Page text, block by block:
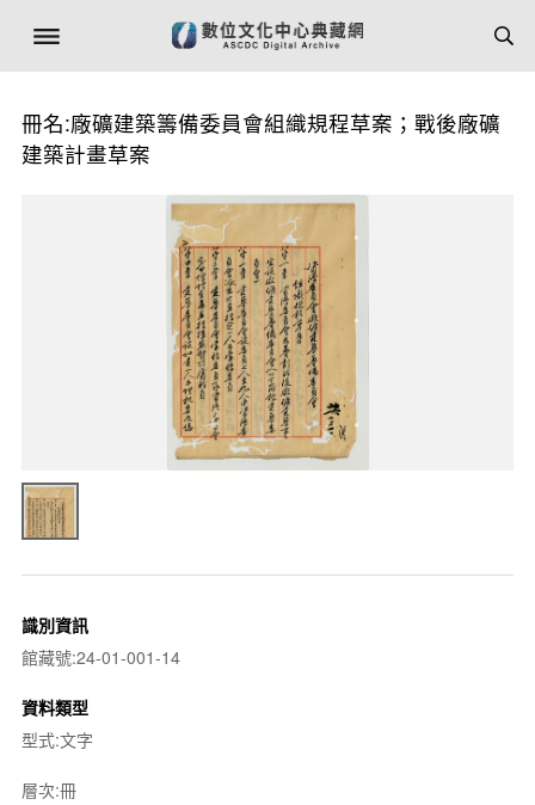
冊名:廠礦建築籌備委員會組織規程草案；戰後廠礦
建築計畫草案
識別資訊
館藏號:24-01-001-14
資料類型
型式:文字
層次:冊